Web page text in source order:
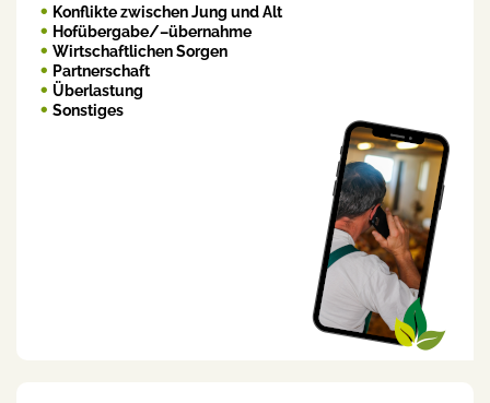
Konflikte zwischen Jung und Alt
Hofübergabe/–übernahme
Wirtschaftlichen Sorgen
Partnerschaft
Überlastung
Sonstiges